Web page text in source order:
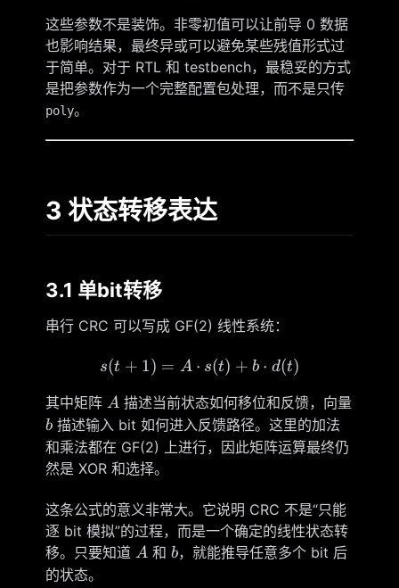
这些参数不是装饰。非零初值可以让前导 0 数据
也影响结果，最终异或可以避免某些残值形式过
于简单。对于 RTL 和 testbench，最稳妥的方式
是把参数作为一个完整配置包处理，而不是只传
poly。
3 状态转移表达
3.1 单bit转移
串行 CRC 可以写成 GF(2) 线性系统：
s(t+1)=A\cdot
s(t + 1) = A ⋅ s(t) + b ⋅ d(t)
其中矩阵 A
A 描述当前状态如何移位和反馈，向量
b
b描述输入 bit 如何进入反馈路径。这里的加法
和乘法都在 GF(2) 上进行，因此矩阵运算最终仍
然是 XOR 和选择。
这条公式的意义非常大。它说明 CRC 不是“只能
逐 bit 模拟”的过程，而是一个确定的线性状态转
移。只要知道 A
A 和 b
b，就能推导任意多个 bit 后
的状态。